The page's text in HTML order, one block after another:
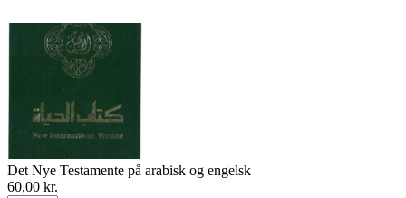
Det Nye Testamente på arabisk og engelsk
60,00 kr.